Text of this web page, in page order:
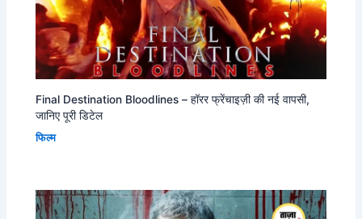
Final Destination Bloodlines – हॉरर फ्रेंचाइज़ी की नई वापसी,
जानिए पूरी डिटेल
फिल्म